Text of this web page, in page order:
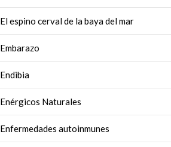
El espino cerval de la baya del mar
Embarazo
Endibia
Enérgicos Naturales
Enfermedades autoinmunes